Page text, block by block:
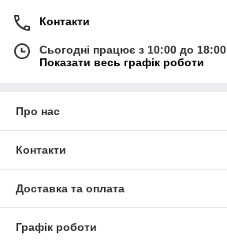
Контакти
Сьогодні працює з 10:00 до 18:00
Показати весь графік роботи
Про нас
Контакти
Доставка та оплата
Графік роботи